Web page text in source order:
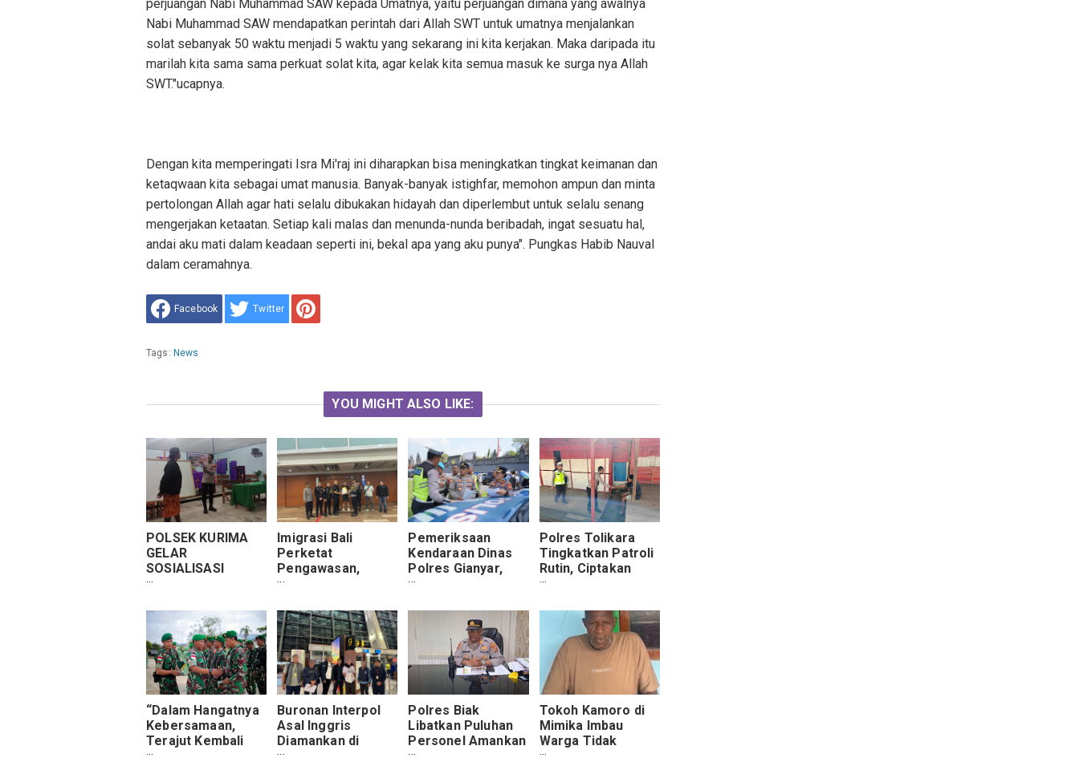
perjuangan Nabi Muhammad SAW kepada Umatnya, yaitu perjuangan dimana yang awalnya
Nabi Muhammad SAW mendapatkan perintah dari Allah SWT untuk umatnya menjalankan
solat sebanyak 50 waktu menjadi 5 waktu yang sekarang ini kita kerjakan. Maka daripada itu
marilah kita sama sama perkuat solat kita, agar kelak kita semua masuk ke surga nya Allah
SWT."ucapnya.
Dengan kita memperingati Isra Mi'raj ini diharapkan bisa meningkatkan tingkat keimanan dan
ketaqwaan kita sebagai umat manusia. Banyak-banyak istighfar, memohon ampun dan minta
pertolongan Allah agar hati selalu dibukakan hidayah dan diperlembut untuk selalu senang
mengerjakan ketaatan. Setiap kali malas dan menunda-nunda beribadah, ingat sesuatu hal,
andai aku mati dalam keadaan seperti ini, bekal apa yang aku punya". Pungkas Habib Nauval
dalam ceramahnya.
Facebook Twitter
Tags: News
YOU MIGHT ALSO LIKE:
POLSEK KURIMA
GELAR
SOSIALISASI
BAHAYA NARKOBA
MENYONGSONG
PASKAH DI DISTRIK
KURIMA
Imigrasi Bali
Perketat
Pengawasan,
Buronan Interpol
Diamankan
Pemeriksaan
Kendaraan Dinas
Polres Gianyar,
Pastikan Kesiapan
Personel
Polres Tolikara
Tingkatkan Patroli
Rutin, Ciptakan
Rasa Aman di
Masyarakat
“Dalam Hangatnya
Kebersamaan,
Terajut Kembali
Silaturahmi dan
Buronan Interpol
Asal Inggris
Diamankan di
Bandara Ngurah
Polres Biak
Libatkan Puluhan
Personel Amankan
Ibadah Jumat
Tokoh Kamoro di
Mimika Imbau
Warga Tidak
Terlibat Aksi 7